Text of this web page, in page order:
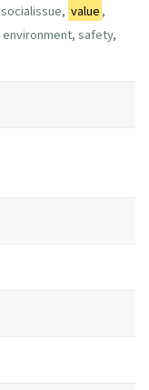
socialissue, value ,
environment, safety,